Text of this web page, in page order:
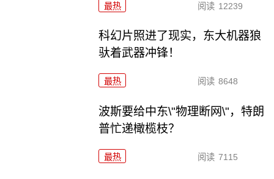
最热 阅读 12239
科幻片照进了现实，东大机器狼
驮着武器冲锋！
最热 阅读 8648
波斯要给中东\"物理断网\"，特朗
普忙递橄榄枝？
最热 阅读 7115